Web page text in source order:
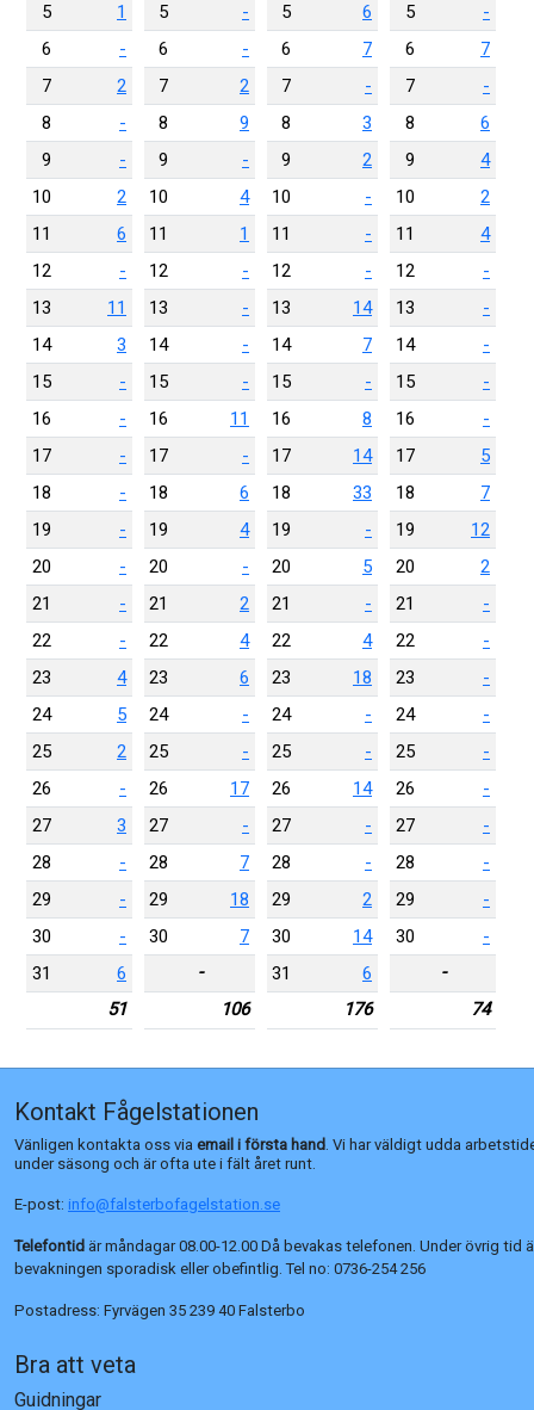
5
1
6
-
7
2
8
-
9
-
10
2
11
6
12
-
13
11
14
3
15
-
16
-
17
-
18
-
19
-
20
-
21
-
22
-
23
4
24
5
25
2
26
-
27
3
28
-
29
-
30
-
31
6
51
5
-
6
-
7
2
8
9
9
-
10
4
11
1
12
-
13
-
14
-
15
-
16
11
17
-
18
6
19
4
20
-
21
2
22
4
23
6
24
-
25
-
26
17
27
-
28
7
29
18
30
7
-
106
5
6
6
7
7
-
8
3
9
2
10
-
11
-
12
-
13
14
14
7
15
-
16
8
17
14
18
33
19
-
20
5
21
-
22
4
23
18
24
-
25
-
26
14
27
-
28
-
29
2
30
14
31
6
176
5
-
6
7
7
-
8
6
9
4
10
2
11
4
12
-
13
-
14
-
15
-
16
-
17
5
18
7
19
12
20
2
21
-
22
-
23
-
24
-
25
-
26
-
27
-
28
-
29
-
30
-
-
74
Kontakt Fågelstationen
Vänligen kontakta oss via email i första hand. Vi har väldigt udda
under säsong och är ofta ute i fält året runt.
E-post: info@falsterbofagelstation.se
Telefontid är måndagar 08.00-12.00 Då bevakas telefonen. Under övrig tid
bevakningen sporadisk eller obefintlig. Tel no: 0736-254 256
Postadress: Fyrvägen 35 239 40 Falsterbo
Bra att veta
Guidningar